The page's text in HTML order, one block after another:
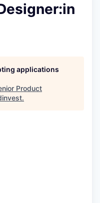
applications
Product
.